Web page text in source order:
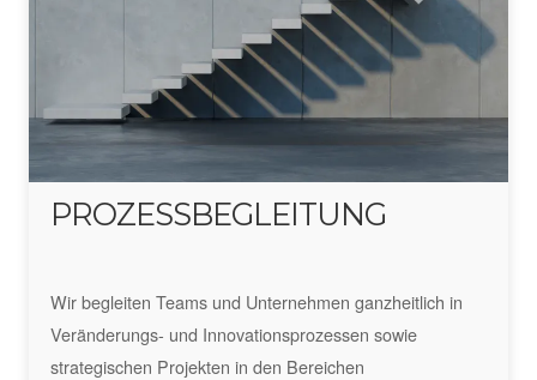
PROZESSBEGLEITUNG
Wir begleiten Teams und Unternehmen ganzheitlich in
Veränderungs- und Innovationsprozessen sowie
strategischen Projekten in den Bereichen